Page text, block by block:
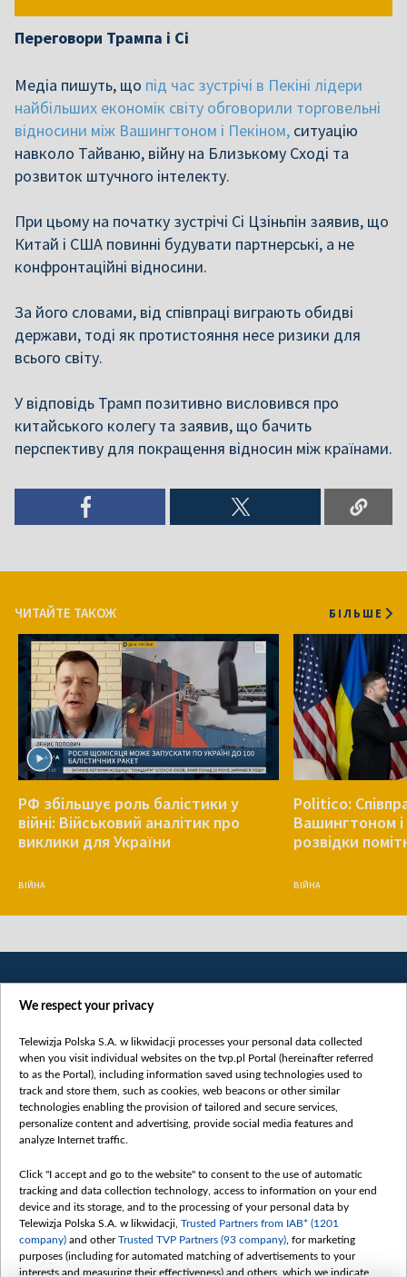
Переговори Трампа і Сі
Медіа пишуть, що під час зустрічі в Пекіні лідери
найбільших економік світу обговорили торговельні
відносини між Вашингтоном і Пекіном, ситуацію
навколо Тайваню, війну на Близькому Сході та
розвиток штучного інтелекту.
При цьому на початку зустрічі Сі Цзіньпін заявив, що
Китай і США повинні будувати партнерські, а не
конфронтаційні відносини.
За його словами, від співпраці виграють обидві
держави, тоді як протистояння несе ризики для
всього світу.
У відповідь Трамп позитивно висловився про
китайського колегу та заявив, що бачить
перспективу для покращення відносин між країнами.
ЧИТАЙТЕ ТАКОЖ БІЛЬШЕ
РФ збільшує роль балістики у
війні: Військовий аналітик про
виклики для України
ВІЙНА
Politico:
Вашингтоном
розвідки
ВІЙНА
Категорії
Новини
Докладно
Погляд
Цікаво
Slawa.tv
We respect your privacy
Telewizja Polska S.A. w likwidacji processes your personal data collected
when you visit individual websites on the tvp.pl Portal (hereinafter referred
to as the Portal), including information saved using technologies used to
track and store them, such as cookies, web beacons or other similar
technologies enabling the provision of tailored and secure services,
personalize content and advertising, provide social media features and
analyze Internet traffic.
Click "I accept and go to the website" to consent to the use of automatic
tracking and data collection technology, access to information on your end
device and its storage, and to the processing of your personal data by
Telewizja Polska S.A. w likwidacji, Trusted Partners from IAB* (1201
company) and otherTrusted TVP Partners (93 company) , for marketing
purposes (including for automated matching of advertisements to your
interests and measuring their effectiveness) and others, which we indicate